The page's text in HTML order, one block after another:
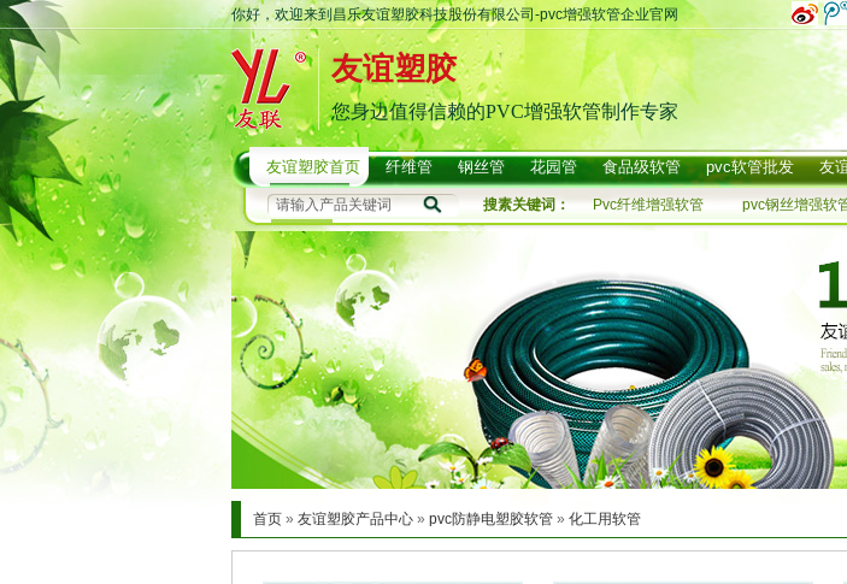
你好，欢迎来到昌乐友谊塑胶科技股份有限公司-pvc增强软管企业官网
友谊塑胶
您身边值得信赖的PVC增强软管制作专家
友谊塑胶首页 纤维管 钢丝管 花园管 食品级软管 pvc软管批发 友
搜素关键词： Pvc纤维增强软管 pvc钢丝增强软
首页 » 友谊塑胶产品中心 » pvc防静电塑胶软管 » 化工用软管